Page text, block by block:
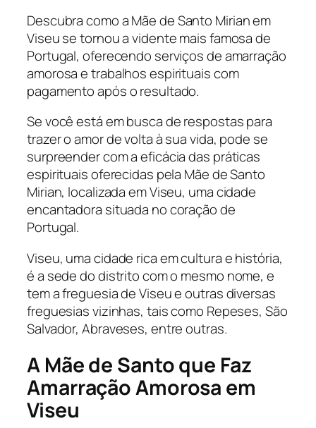
Descubra como a Mãe de Santo Mirian em
Viseu se tornou a vidente mais famosa de
Portugal, oferecendo serviços de amarração
amorosa e trabalhos espirituais com
pagamento após o resultado.
Se você está em busca de respostas para
trazer o amor de volta à sua vida, pode se
surpreender com a eficácia das práticas
espirituais oferecidas pela Mãe de Santo
Mirian, localizada em Viseu, uma cidade
encantadora situada no coração de
Portugal.
Viseu, uma cidade rica em cultura e história,
é a sede do distrito com o mesmo nome, e
tem a freguesia de Viseu e outras diversas
freguesias vizinhas, tais como Repeses, São
Salvador, Abraveses, entre outras.
A Mãe de Santo que Faz
Amarração Amorosa em
Viseu